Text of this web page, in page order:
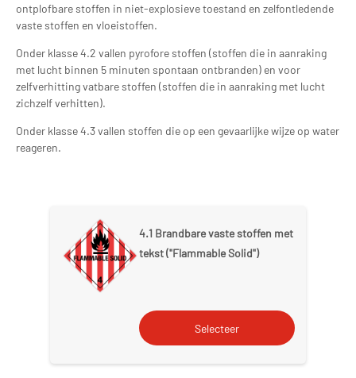
ontplofbare stoffen in niet-explosieve toestand en zelfontledende
vaste stoffen en vloeistoffen.
Onder klasse 4.2 vallen pyrofore stoffen (stoffen die in aanraking
met lucht binnen 5 minuten spontaan ontbranden) en voor
zelfverhitting vatbare stoffen (stoffen die in aanraking met lucht
zichzelf verhitten).
Onder klasse 4.3 vallen stoffen die op een gevaarlijke wijze op water
reageren.
4.1 Brandbare vaste stoffen met
tekst ("Flammable Solid")